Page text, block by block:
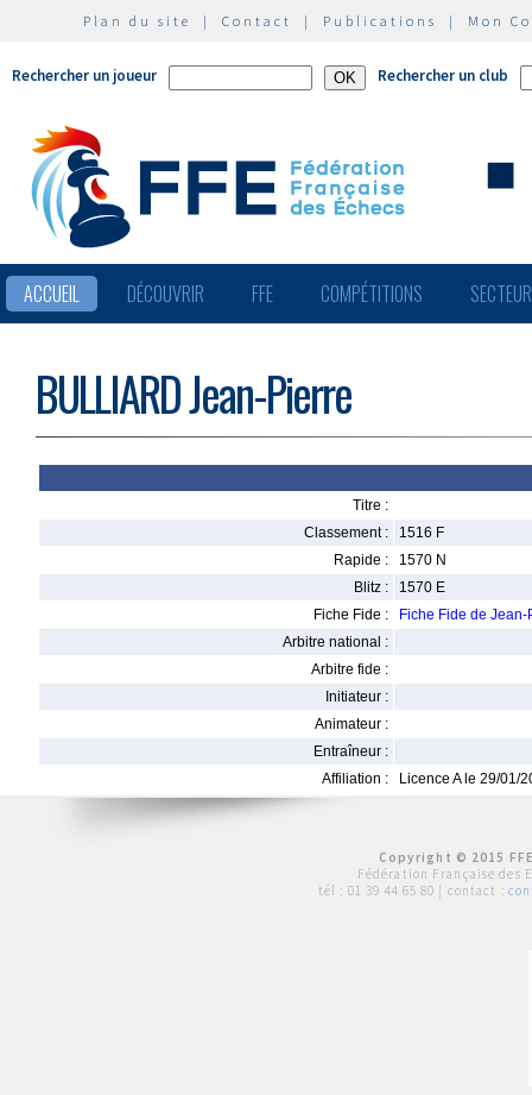
Plan du site | Contact | Publications | Mon
Rechercher un joueur Rechercher un club
ACCUEIL DÉCOUVRIR FFE COMPÉTITIONS
BULLIARD Jean-Pierre
Titre :
Classement :
1516 F
Rapide :
1570 N
Blitz :
1570 E
Fiche Fide :
Fiche Fide de
Arbitre national :
Arbitre fide :
Initiateur :
Animateur :
Entraîneur :
Affiliation :
Licence A le 29/01/
Copyright © 2015
Fédération Française des
tél : 01 39 44 65 80 | contact :